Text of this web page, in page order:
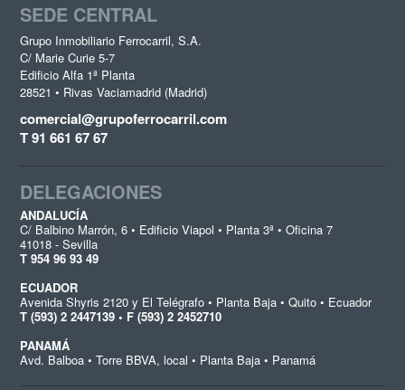
SEDE CENTRAL
Grupo Inmobiliario Ferrocarril, S.A.
C/ Marie Curie 5-7
Edificio Alfa 1ª Planta
28521 • Rivas Vaciamadrid (Madrid)
comercial@grupoferrocarril.com
T 91 661 67 67
DELEGACIONES
ANDALUCÍA
C/ Balbino Marrón, 6 • Edificio Viapol • Planta 3ª • Oficina 7
41018 - Sevilla
T 954 96 93 49
ECUADOR
Avenida Shyris 2120 y El Telégrafo • Planta Baja • Quito • Ecuador
T (593) 2 2447139 • F (593) 2 2452710
PANAMÁ
Avd. Balboa • Torre BBVA, local • Planta Baja • Panamá